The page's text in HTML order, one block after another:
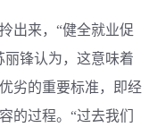
来，“健全就业促
丽锋认为，这意味着
劣的重要标准，即经
的过程。“过去我们